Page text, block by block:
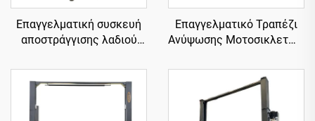
Επαγγελματική συσκευή
αποστράγγισης λαδιού
Επαγγελματικό Τραπέζι
Ανύψωσης Μοτοσικλετών,
TP04101D-500